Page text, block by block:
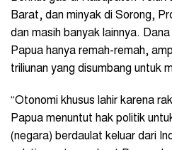
Barat, dan minyak di Sorong,
dan masih banyak lainnya.
Papua hanya remah-remah,
triliunan yang disumbang untuk
“Otonomi khusus lahir karena
Papua menuntut hak politik
(negara) berdaulat keluar dari